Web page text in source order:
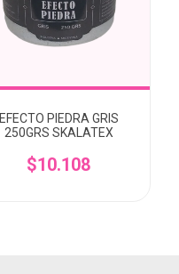
EFECTO PIEDRA GRIS
250GRS SKALATEX
$10.108